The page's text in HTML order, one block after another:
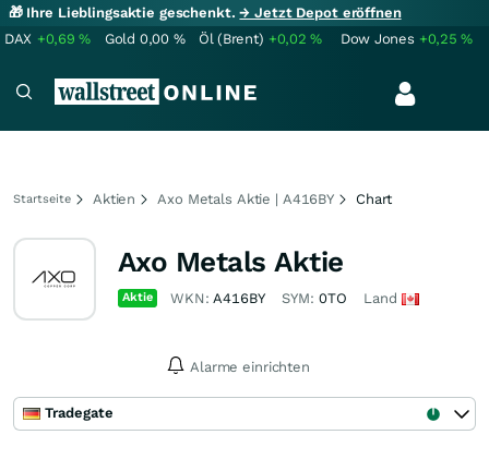
🎁 Ihre Lieblingsaktie geschenkt.→ Jetzt Depot eröffnen
DAX +0,69% Gold 0,00 % Öl (Brent) +0,02% Dow Jones +0,25%
Startseite Aktien Axo Metals Aktie | A416BY Chart
Axo Metals Aktie
Aktie WKN:A416BY SYM: 0TO Land
Alarme einrichten
Tradegate